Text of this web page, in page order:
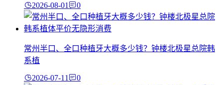
2026-08-01 0
常州半口、全口种植牙大概多少钱？钟楼北极星总院韩
系植
2026-07-11 0